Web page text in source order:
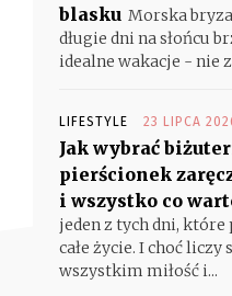
blasku Morska
długie dni na słońcu
idealne wakacje - nie
LIFESTYLE 23 LIPCA
Jak wybrać
pierścionek
i wszystko co
jeden z tych dni, które
całe życie. I choć liczy
wszystkim miłość i...